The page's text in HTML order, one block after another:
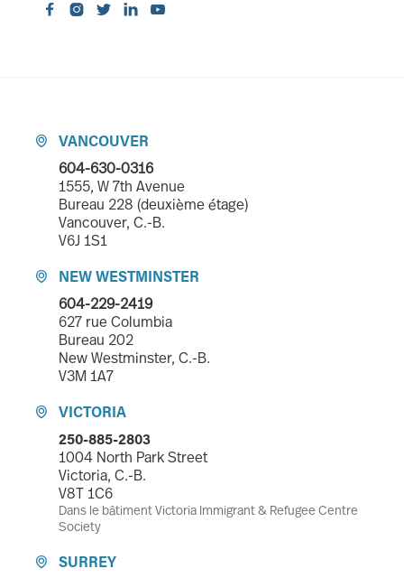
    

VANCOUVER
604-630-0316
1555, W 7th Avenue
Bureau 228 (deuxième étage)
Vancouver, C.-B.
V6J 1S1

NEW WESTMINSTER
604-229-2419
627 rue Columbia
Bureau 202
New Westminster, C.-B.
V3M 1A7

VICTORIA
250-885-2803
1004 North Park Street
Victoria, C.-B.
V8T 1C6
Dans le bâtiment Victoria Immigrant & Refugee Centre
Society

SURREY